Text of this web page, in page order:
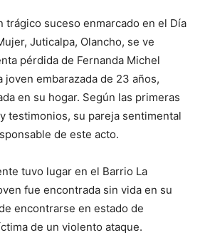
trágico suceso enmarcado en el Día
Juticalpa, Olancho, se ve
pérdida de Fernanda Michel
joven embarazada de 23 años,
en su hogar. Según las primeras
testimonios, su pareja sentimental
de este acto.
tuvo lugar en el Barrio La
fue encontrada sin vida en su
encontrarse en estado de
de un violento ataque.